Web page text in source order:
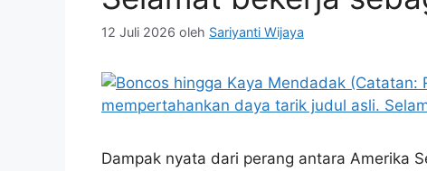
12 Juli 2026 oleh Sariyanti Wijaya
Dampak nyata dari perang antara Amerika